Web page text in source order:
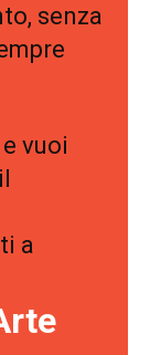
senza
vuoi
a